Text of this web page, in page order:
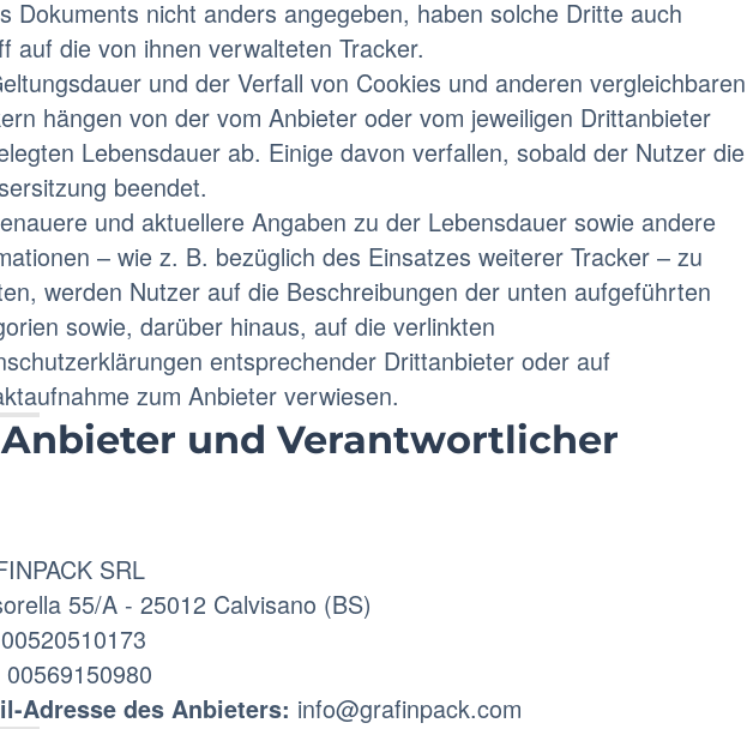
Dokuments nicht anders angegeben, haben solche Dritte auch
auf die von ihnen verwalteten Tracker.
und der Verfall von Cookies und anderen vergleichbaren
hängen von der vom Anbieter oder vom jeweiligen Drittanbieter
Lebensdauer ab. Einige davon verfallen, sobald der Nutzer die
beendet.
und aktuellere Angaben zu der Lebensdauer sowie andere
– wie z. B. bezüglich des Einsatzes weiterer Tracker – zu
werden Nutzer auf die Beschreibungen der unten aufgeführten
sowie, darüber hinaus, auf die verlinkten
entsprechender Drittanbieter oder auf
zum Anbieter verwiesen.
Anbieter und Verantwortlicher
SRL
55/A - 25012 Calvisano (BS)
00569150980
Adresse des Anbieters: info@grafinpack.com